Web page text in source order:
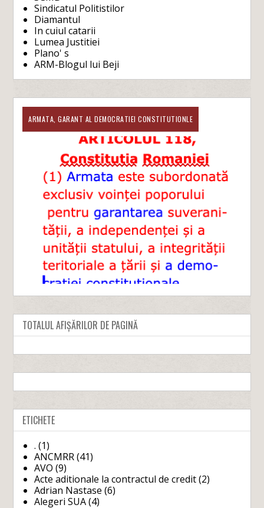
Sindicatul Politistilor
Diamantul
In cuiul catarii
Lumea Justitiei
Plano' s
ARM-Blogul lui Beji
ARMATA, GARANT AL DEMOCRATIEI CONSTITUTIONLE
TOTALUL AFIȘĂRILOR DE PAGINĂ
ETICHETE
. (1)
ANCMRR (41)
AVO (9)
Acte aditionale la contractul de credit (2)
Adrian Nastase (6)
Alegeri SUA (4)